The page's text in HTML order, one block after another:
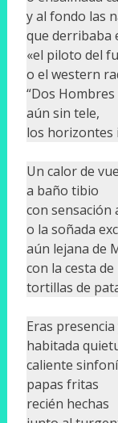
y al fondo las
que derribaba
«el piloto del
o el western
“Dos
aún sin tele,
los horizontes
Un calor de
a baño tibio
con sensación
o la soñada
aún lejana de
con la cesta
tortillas de
Eras
habitada
caliente
papas fritas
recién hechas